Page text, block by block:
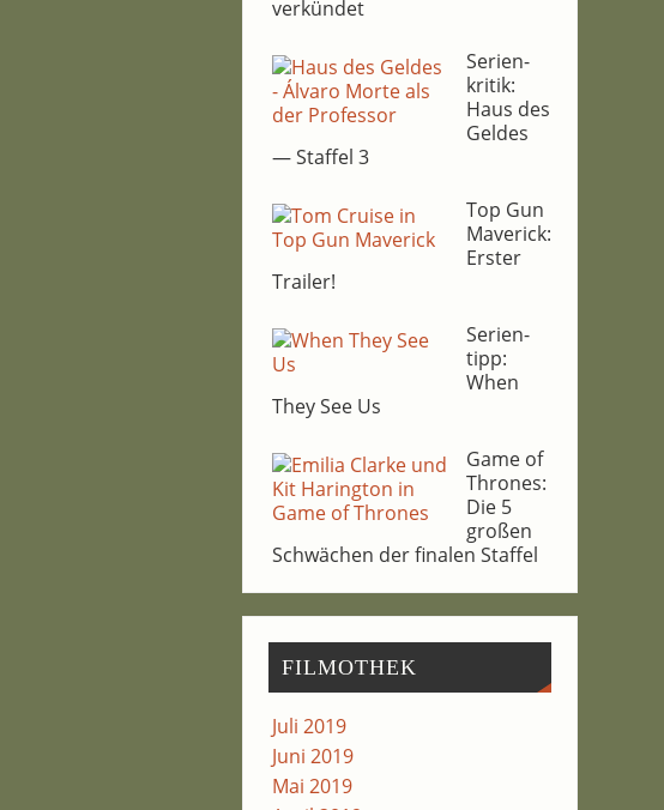
verkündet
Seri­en­
kri­tik:
Haus des
Gel­des
— Staf­fel 3
Top Gun
Maverick:
Ers­ter
Trailer!
Seri­en­
tipp:
When
They See Us
Game of
Thro­nes:
Die 5
gro­ßen
Schwä­chen der fina­len Staffel
FIL­MO­THEK
Juli 2019
Juni 2019
Mai 2019